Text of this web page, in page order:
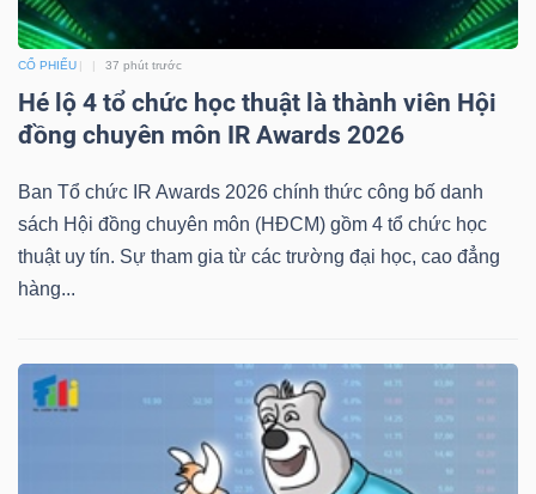
CỔ PHIẾU 37 phút trước
Hé lộ 4 tổ chức học thuật là thành viên Hội
đồng chuyên môn IR Awards 2026
Ban Tổ chức IR Awards 2026 chính thức công bố danh
sách Hội đồng chuyên môn (HĐCM) gồm 4 tổ chức học
thuật uy tín. Sự tham gia từ các trường đại học, cao đẳng
hàng...